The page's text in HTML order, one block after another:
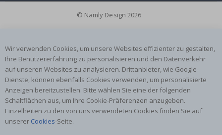
© Namly Design 2026
Wir verwenden Cookies, um unsere Websites effizienter zu gestalten,
Ihre Benutzererfahrung zu personalisieren und den Datenverkehr
auf unseren Websites zu analysieren. Drittanbieter, wie Google-
Dienste, können ebenfalls Cookies verwenden, um personalisierte
Anzeigen bereitzustellen. Bitte wählen Sie eine der folgenden
Schaltflächen aus, um Ihre Cookie-Präferenzen anzugeben.
Einzelheiten zu den von uns verwendeten Cookies finden Sie auf
unserer Cookies-Seite.